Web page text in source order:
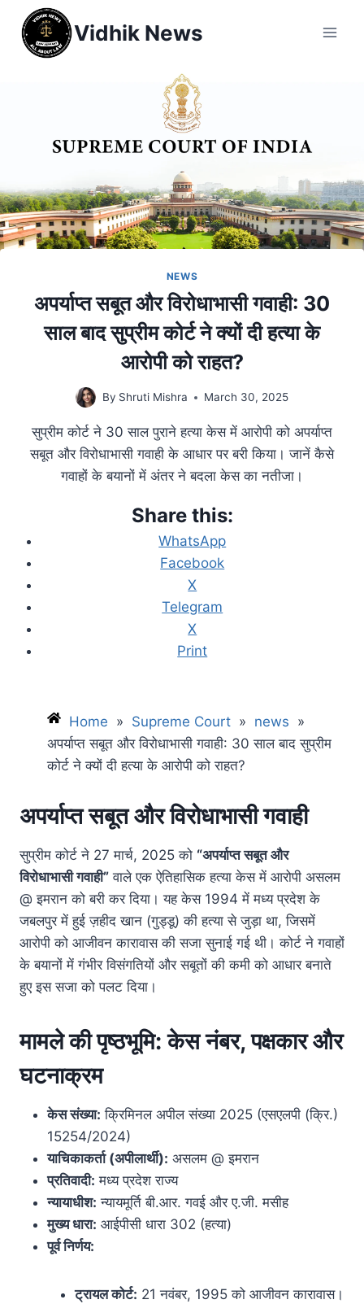
Vidhik News
NEWS
अपर्याप्त सबूत और विरोधाभासी गवाही: 30
साल बाद सुप्रीम कोर्ट ने क्यों दी हत्या के
आरोपी को राहत?
By Shruti Mishra March 30, 2025
सुप्रीम कोर्ट ने 30 साल पुराने हत्या केस में आरोपी को अपर्याप्त
सबूत और विरोधाभासी गवाही के आधार पर बरी किया। जानें कैसे
गवाहों के बयानों में अंतर ने बदला केस का नतीजा।
Share this:
WhatsApp
Facebook
X
Telegram
X
Print
Home » Supreme Court » news »
अपर्याप्त सबूत और विरोधाभासी गवाही: 30 साल बाद सुप्रीम
कोर्ट ने क्यों दी हत्या के आरोपी को राहत?
अपर्याप्त सबूत और विरोधाभासी गवाही
सुप्रीम कोर्ट ने 27 मार्च, 2025 को “अपर्याप्त सबूत और
विरोधाभासी गवाही” वाले एक ऐतिहासिक हत्या केस में आरोपी असलम
@ इमरान को बरी कर दिया। यह केस 1994 में मध्य प्रदेश के
जबलपुर में हुई ज़हीद खान (गुड्डू) की हत्या से जुड़ा था, जिसमें
आरोपी को आजीवन कारावास की सजा सुनाई गई थी। कोर्ट ने गवाहों
के बयानों में गंभीर विसंगतियों और सबूतों की कमी को आधार बनाते
हुए इस सजा को पलट दिया।
मामले की पृष्ठभूमि: केस नंबर, पक्षकार और
घटनाक्रम
केस संख्या: क्रिमिनल अपील संख्या 2025 (एसएलपी (क्रि.)
15254/2024)
याचिकाकर्ता (अपीलार्थी): असलम @ इमरान
प्रतिवादी: मध्य प्रदेश राज्य
न्यायाधीश: न्यायमूर्ति बी.आर. गवई और ए.जी. मसीह
मुख्य धारा: आईपीसी धारा 302 (हत्या)
पूर्व निर्णय:
ट्रायल कोर्ट: 21 नवंबर, 1995 को आजीवन कारावास।